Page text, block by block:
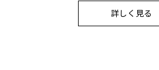
詳しく見る